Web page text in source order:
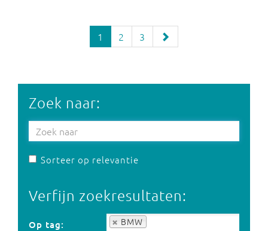
1 2 3
Zoek naar:
Sorteer op relevantie
Verfijn zoekresultaten:
Op tag: BMW
Op tag: